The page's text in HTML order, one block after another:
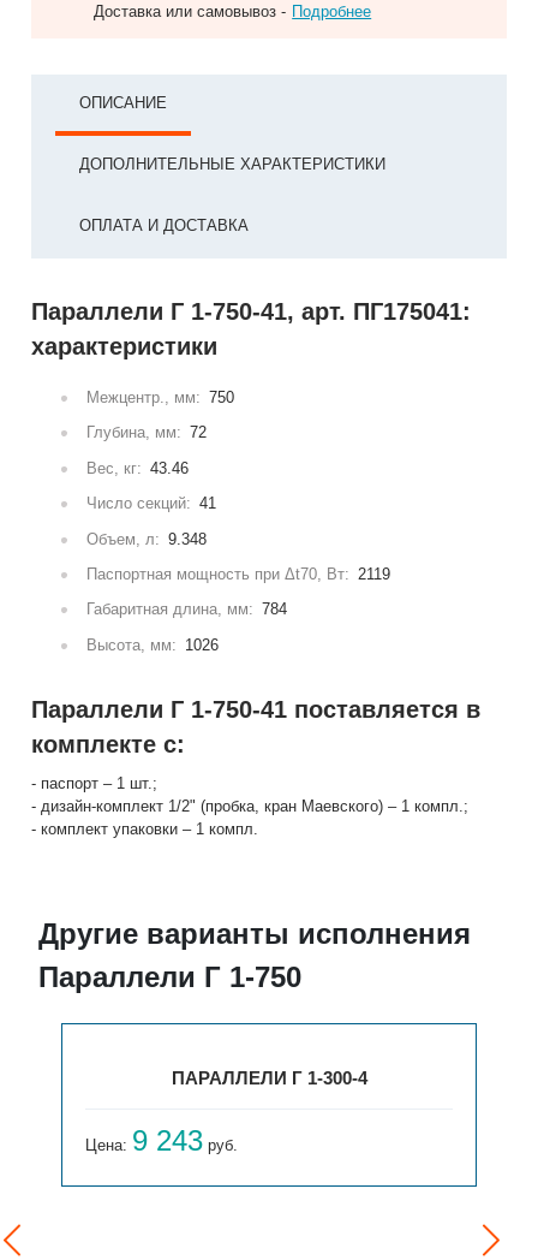
Доставка или самовывоз - Подробнее
ОПИСАНИЕ
ДОПОЛНИТЕЛЬНЫЕ ХАРАКТЕРИСТИКИ
ОПЛАТА И ДОСТАВКА
Параллели Г 1-750-41, арт. ПГ175041:
характеристики
Межцентр., мм: 750
Глубина, мм: 72
Вес, кг: 43.46
Число секций: 41
Объем, л: 9.348
Паспортная мощность при Δt70, Вт: 2119
Габаритная длина, мм: 784
Высота, мм: 1026
Параллели Г 1-750-41 поставляется в
комплекте с:
- паспорт – 1 шт.;
- дизайн-комплект 1/2" (пробка, кран Маевского) – 1 компл.;
- комплект упаковки – 1 компл.
Другие варианты исполнения
Параллели Г 1-750
ПАРАЛЛЕЛИ Г 1-300-4
Цена: 9 243 руб.